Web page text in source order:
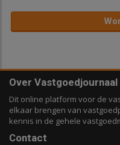
Over Vastgoedjournaal
Dit online platform voor de
elkaar brengen van
kennis in de gehele
Contact